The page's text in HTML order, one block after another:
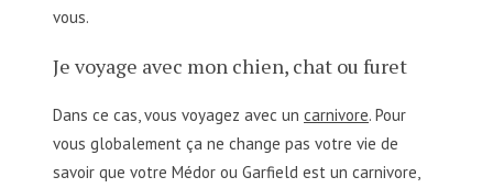
vous.
Je voyage avec mon chien, chat ou furet
Dans ce cas, vous voyagez avec un carnivore. Pour
vous globalement ça ne change pas votre vie de
savoir que votre Médor ou Garfield est un carnivore,